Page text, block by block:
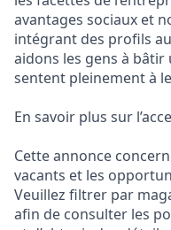
avantages sociaux et
intégrant des profils
aidons les gens à bâtir
sentent pleinement à
En savoir plus sur
Cette annonce
vacants et les
Veuillez filtrer par
afin de consulter les